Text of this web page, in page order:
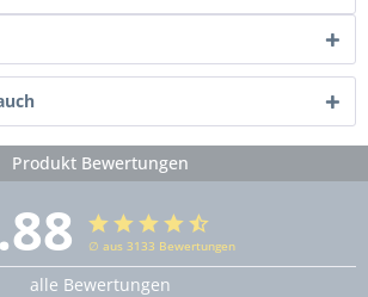
Produkt Bewertungen
∅ aus 3133 Bewertungen
alle Bewertungen